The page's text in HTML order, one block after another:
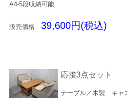
A4-5段収納可能
販売価格 39,600円(税込)
応接3点セット
テーブル／木製 キャ